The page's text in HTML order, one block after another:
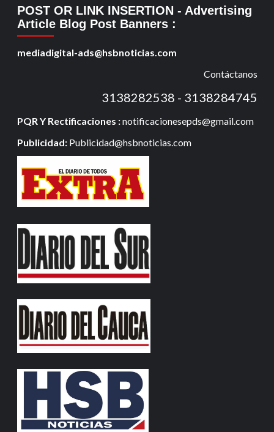
POST OR LINK INSERTION - Advertising
Article Blog Post Banners :
mediadigital-ads@hsbnoticias.com
Contáctanos
3138282538 - 3138284745
PQR Y Rectificaciones :notificacionesepds@gmail.com
Publicidad: Publicidad@hsbnoticias.com